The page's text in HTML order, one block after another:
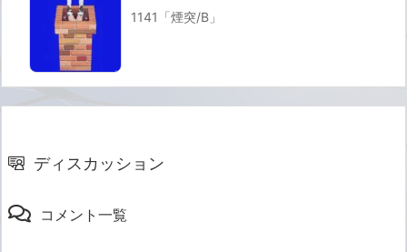
1141「煙突/B」
ディスカッション
コメント一覧